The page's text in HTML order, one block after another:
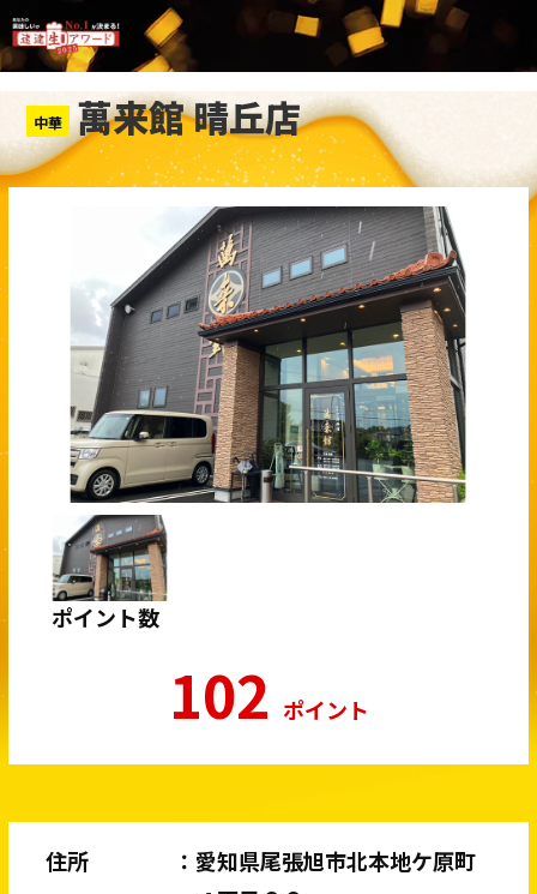
中華 萬来館 晴丘店
ポイント数
102 ポイント
住所
愛知県尾張旭市北本地ケ原町